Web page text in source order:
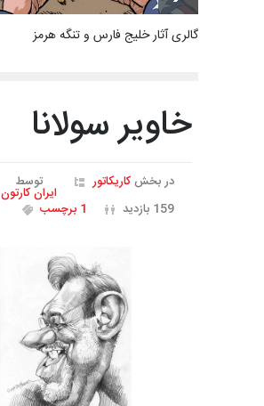
گالری آثار خلیج فارس و تنگه هرمز
خاویر سولانا
در بخشکاریکاتور توسط
ایران کارتون
159 بازدید
1 برچسب